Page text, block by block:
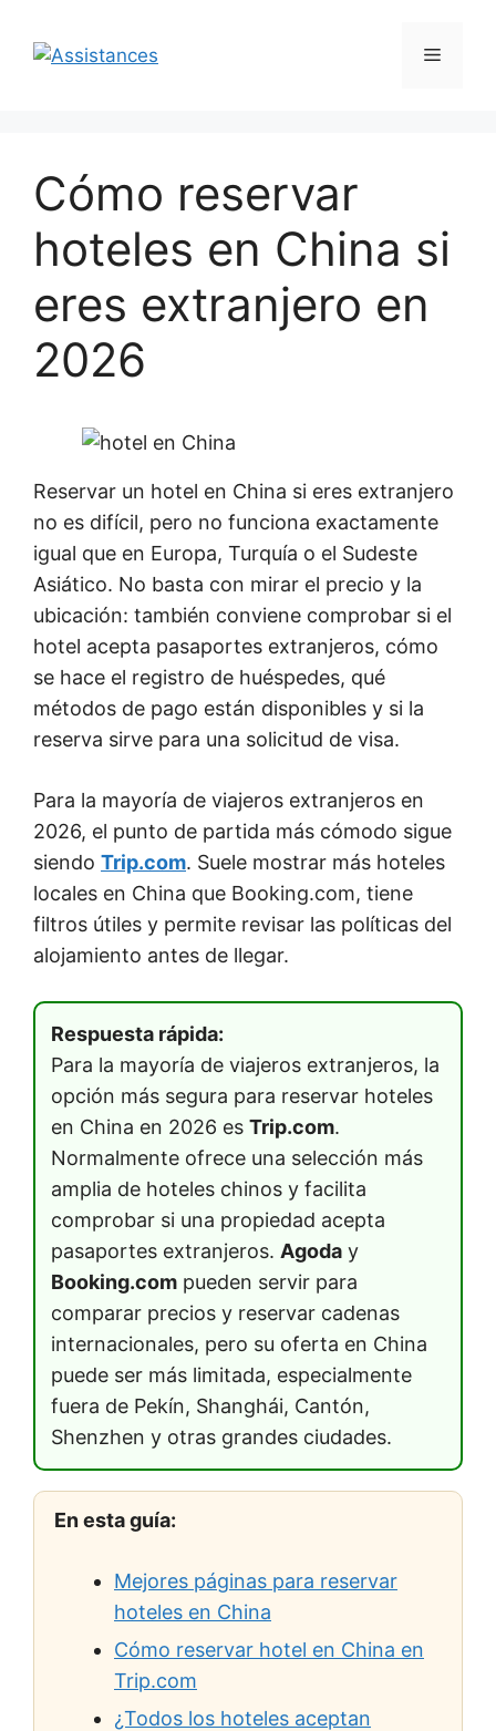
содержимому
Меню
Cómo reservar
hoteles en China si
eres extranjero en
2026
Reservar un hotel en China si eres extranjero
no es difícil, pero no funciona exactamente
igual que en Europa, Turquía o el Sudeste
Asiático. No basta con mirar el precio y la
ubicación: también conviene comprobar si el
hotel acepta pasaportes extranjeros, cómo
se hace el registro de huéspedes, qué
métodos de pago están disponibles y si la
reserva sirve para una solicitud de visa.
Para la mayoría de viajeros extranjeros en
2026, el punto de partida más cómodo sigue
siendo Trip.com. Suele mostrar más hoteles
locales en China que Booking.com, tiene
filtros útiles y permite revisar las políticas del
alojamiento antes de llegar.
Respuesta rápida:
Para la mayoría de viajeros extranjeros, la
opción más segura para reservar hoteles
en China en 2026 es Trip.com.
Normalmente ofrece una selección más
amplia de hoteles chinos y facilita
comprobar si una propiedad acepta
pasaportes extranjeros. Agoda y
Booking.com pueden servir para
comparar precios y reservar cadenas
internacionales, pero su oferta en China
puede ser más limitada, especialmente
fuera de Pekín, Shanghái, Cantón,
Shenzhen y otras grandes ciudades.
En esta guía:
Mejores páginas para reservar
hoteles en China
Cómo reservar hotel en China en
Trip.com
¿Todos los hoteles aceptan